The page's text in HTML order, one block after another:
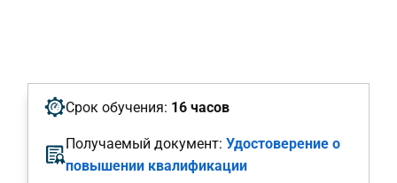
Срок обучения: 16 часов
Получаемый документ: Удостоверение о
повышении квалификации